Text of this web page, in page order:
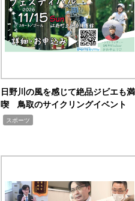
日野川の風を感じて絶品ジビエも満
喫 鳥取のサイクリングイベント
スポーツ